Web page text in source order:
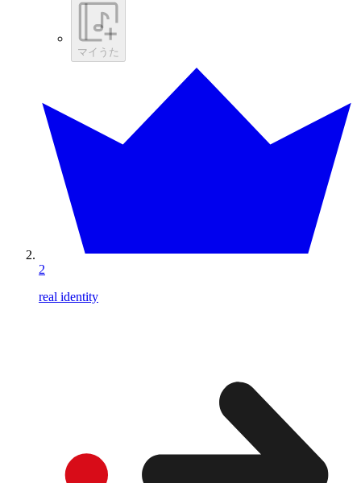
マイうた
2
real identity